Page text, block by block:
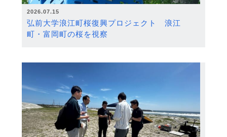
2026.07.15
弘前大学浪江町桜復興プロジェクト 浪江
町・富岡町の桜を視察